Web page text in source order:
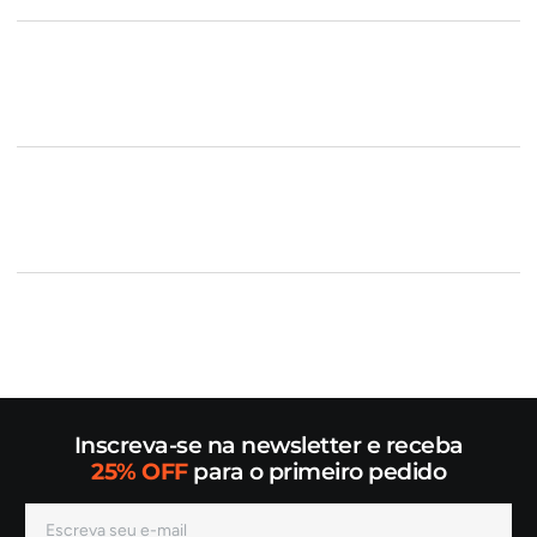
Inscreva-se na newsletter e receba
25% OFFpara o primeiro pedido